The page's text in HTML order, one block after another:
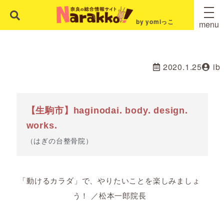
by yomiっこ menu
2020.1.25 ib
【生駒市】haginodai. body. design.
works.
（はぎの台整骨院）
「動けるカラダ」で、やりたいことを楽しみましょ
う！ ／松本一郎院長